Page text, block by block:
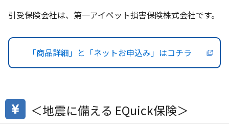
引受保険会社は、第一アイペット損害保険株式会社です。
「商品詳細」と「ネットお申込み」はコチラ
＜地震に備える EQuick保険＞